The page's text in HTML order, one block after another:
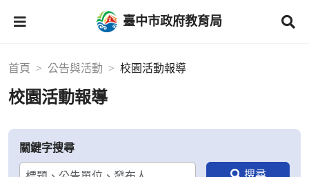
臺中市政府教育局
首頁 公告與活動 校園活動報導
校園活動報導
關鍵字搜尋